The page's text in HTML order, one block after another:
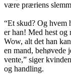
være præriens
“Et skud? Og hvem
er han! Med hest og
Wow, alt det han
en mand, behøvede
vente,” siger
og handling.